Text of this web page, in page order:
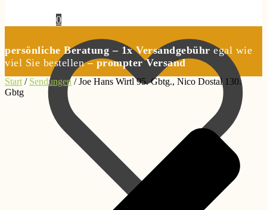
0
persönliche Beratung – 1x Versandgebühr egal wie
viel Sie bestellen– prompter Versand
Start / Sendungen /Joe Hans Wirtl 95. Gbtg., Nico Dostal 130.
Gbtg